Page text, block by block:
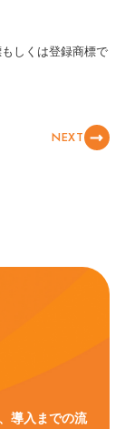
しくは登録商標で
NEXT
導入までの流